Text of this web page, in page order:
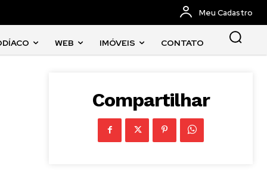
Meu Cadastro
WEB IMÓVEIS CONTATO
Compartilhar